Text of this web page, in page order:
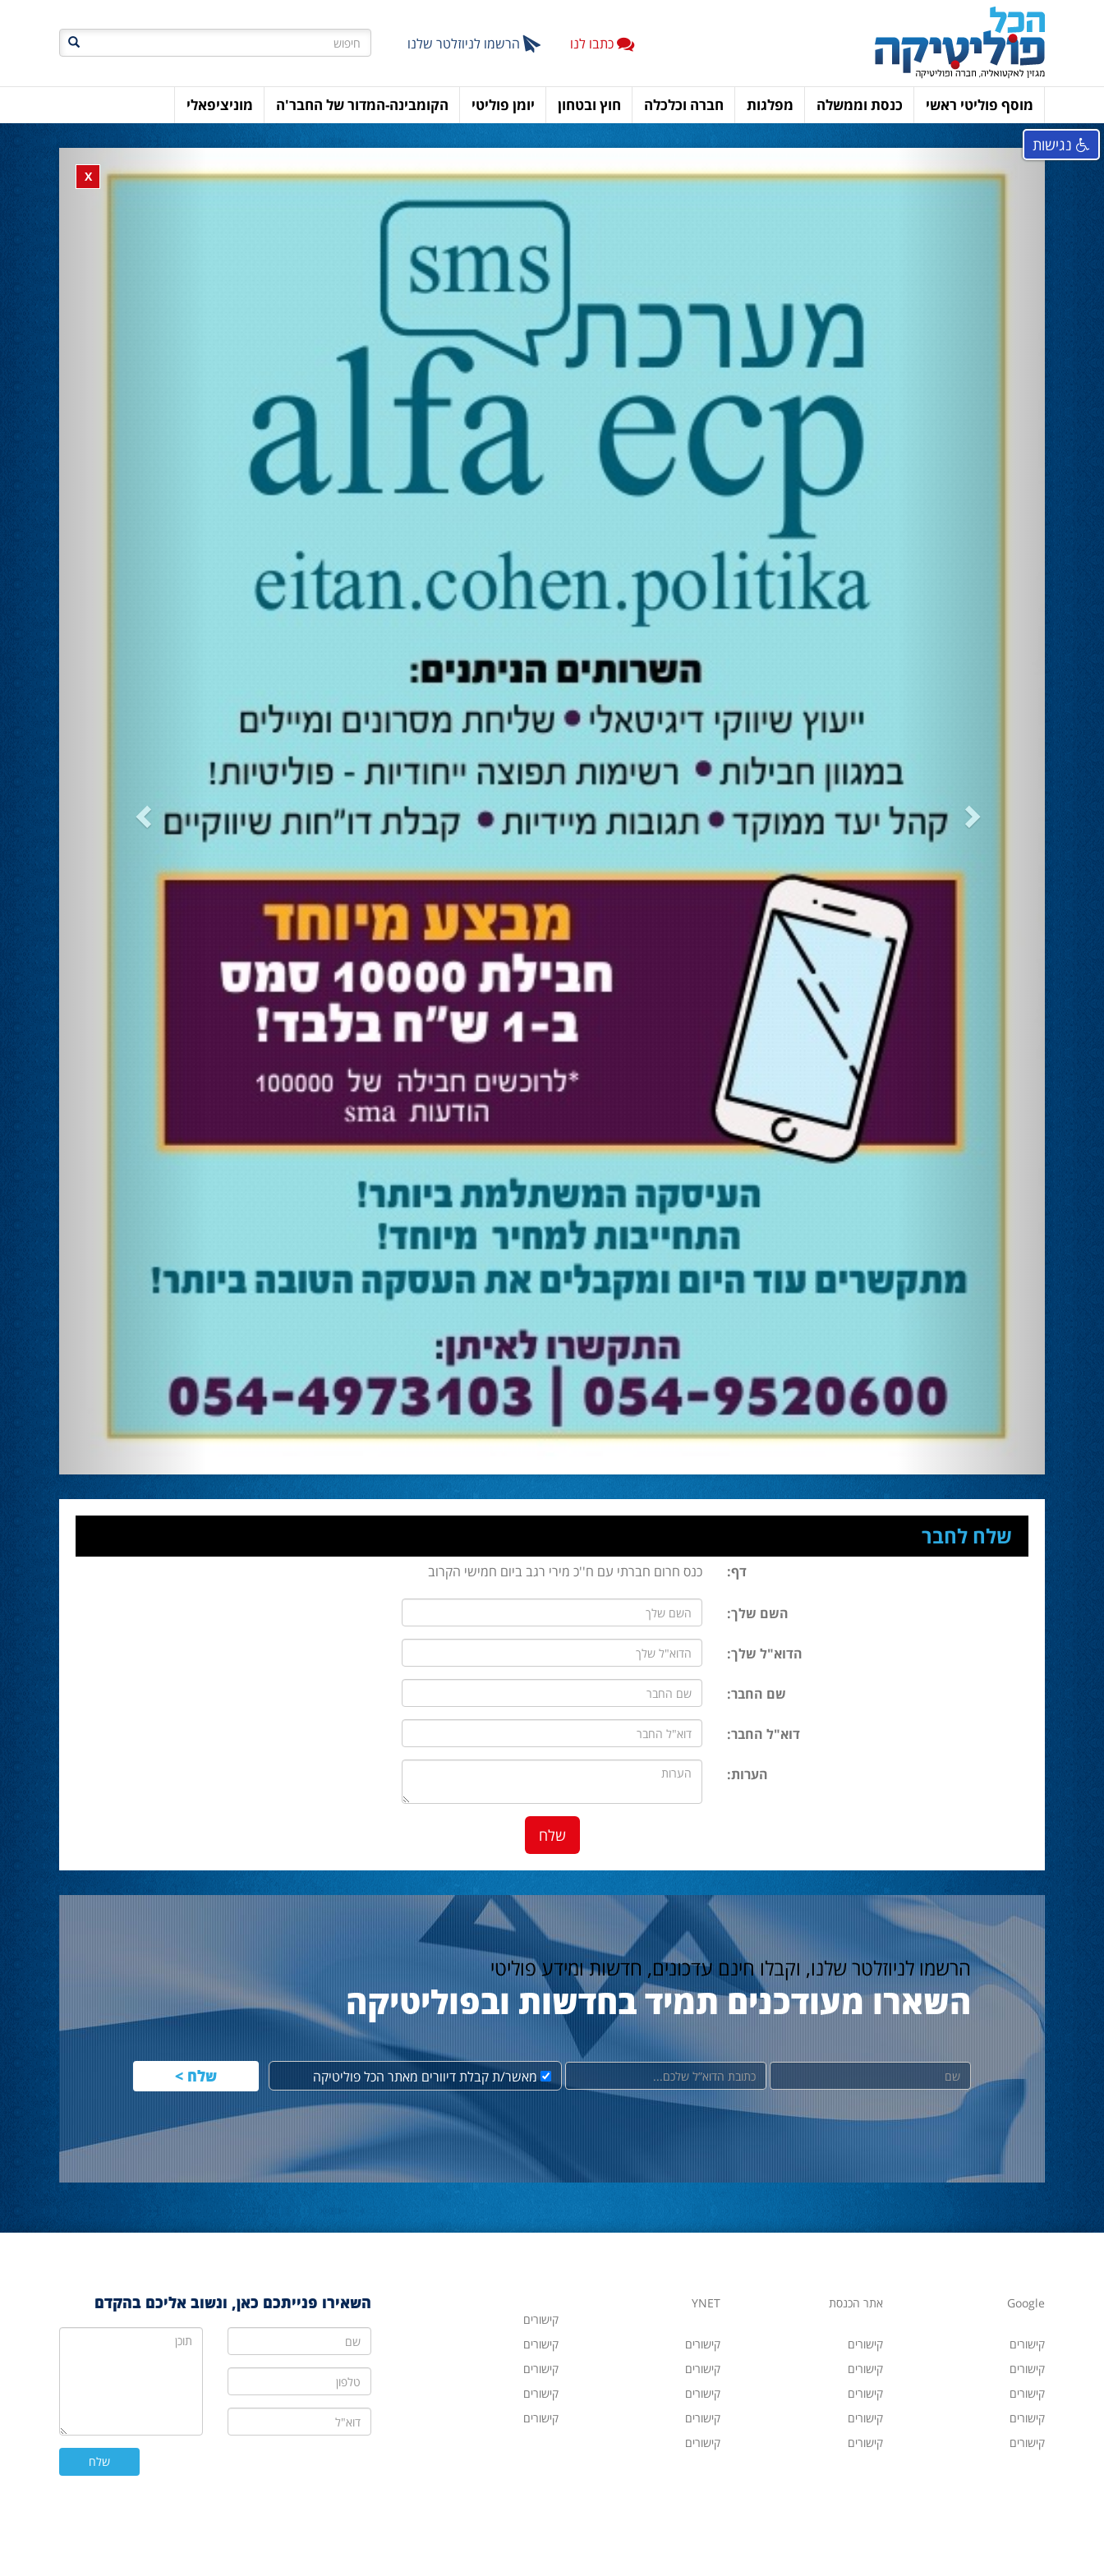
חיפוש כתבו לנו הרשמו לניוזלטר שלנו
מוסף פוליטי ראשי כנסת וממשלה מפלגות חברה וכלכלה חוץ ובטחון יומן פוליטי הקומבינה-המדור של החבר'ה מוניציפאלי
Close banner
X
שלח לחבר
דף: כנס חרום חברתי עם ח''כ מירי רגב ביום חמישי הקרוב
השם שלך:
הדוא"ל שלך:
שם החבר:
דוא"ל החבר:
הערות:
הרשמו לניוזלטר שלנו, וקבלו חינם עדכונים, חדשות ומידע פוליטי
השארו מעודכנים תמיד בחדשות ובפוליטיקה
שם דוא"ל מאשר/ת קבלת דיוורים מאתר הכל פוליטיקה
Google אתר הכנסת YNET
קישורים קישורים קישורים
קישורים קישורים קישורים קישורים
קישורים קישורים קישורים קישורים
קישורים קישורים קישורים קישורים
קישורים קישורים קישורים קישורים
קישורים
השאירו פנייתכם כאן, ונשוב אליכם בהקדם
שם
טלפון
דוא"ל
תוכן
נגישות